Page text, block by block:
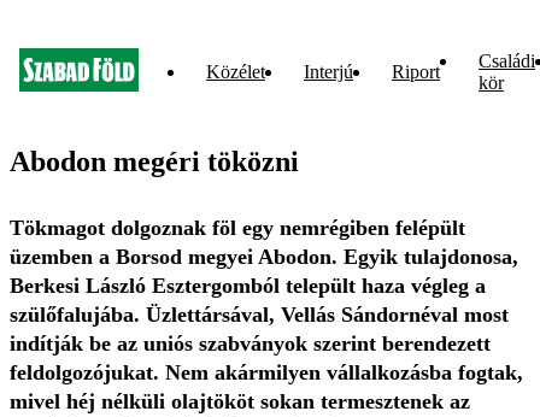
Közélet Interjú Riport
Családi
kör
Abodon megéri töközni
Tökmagot dolgoznak föl egy nemrégiben felépült
üzemben a Borsod megyei Abodon. Egyik tulajdonosa,
Berkesi László Esztergomból települt haza végleg a
szülőfalujába. Üzlettársával, Vellás Sándornéval most
indítják be az uniós szabványok szerint berendezett
feldolgozójukat. Nem akármilyen vállalkozásba fogtak,
mivel héj nélküli olajtököt sokan termesztenek az